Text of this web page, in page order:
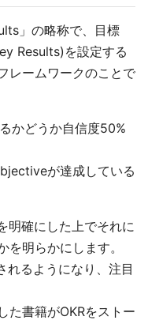
」の略称で、目標
Results)を設定する
レームワークのことで
かどうか自信度50%
が達成している
明確にした上でそれに
明らかにします。
れるようになり、注目
た書籍がOKRをストー